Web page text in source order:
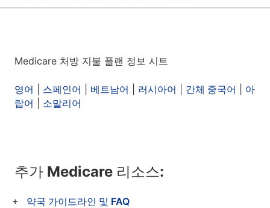
Medicare 처방 지불 플랜 정보 시트
영어 스페인어 베트남어 러시아어 간체 중국어
아
랍어
소말리어
추가 Medicare 리소스:
약국 가이드라인 및 FAQ